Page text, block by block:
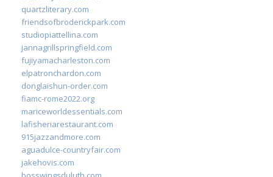
quartzliterary.com
friendsofbroderickpark.com
studiopiattellina.com
jannagrillspringfield.com
fujiyamacharleston.com
elpatronchardon.com
donglaishun-order.com
fiamc-rome2022.org
mariceworldessentials.com
lafisheriarestaurant.com
915jazzandmore.com
aguadulce-countryfair.com
jakehovis.com